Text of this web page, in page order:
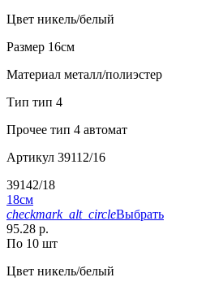
Цвет никель/белый
Размер 16см
Материал металл/полиэстер
Тип тип 4
Прочее тип 4 автомат
Артикул 39112/16
39142/18
18см
checkmark_alt_circleВыбрать
95.28 р.
По 10 шт
Цвет никель/белый